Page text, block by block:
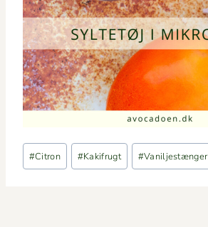
Indlæg-
tags:
#Citron #Kakifrugt #Vaniljestænger